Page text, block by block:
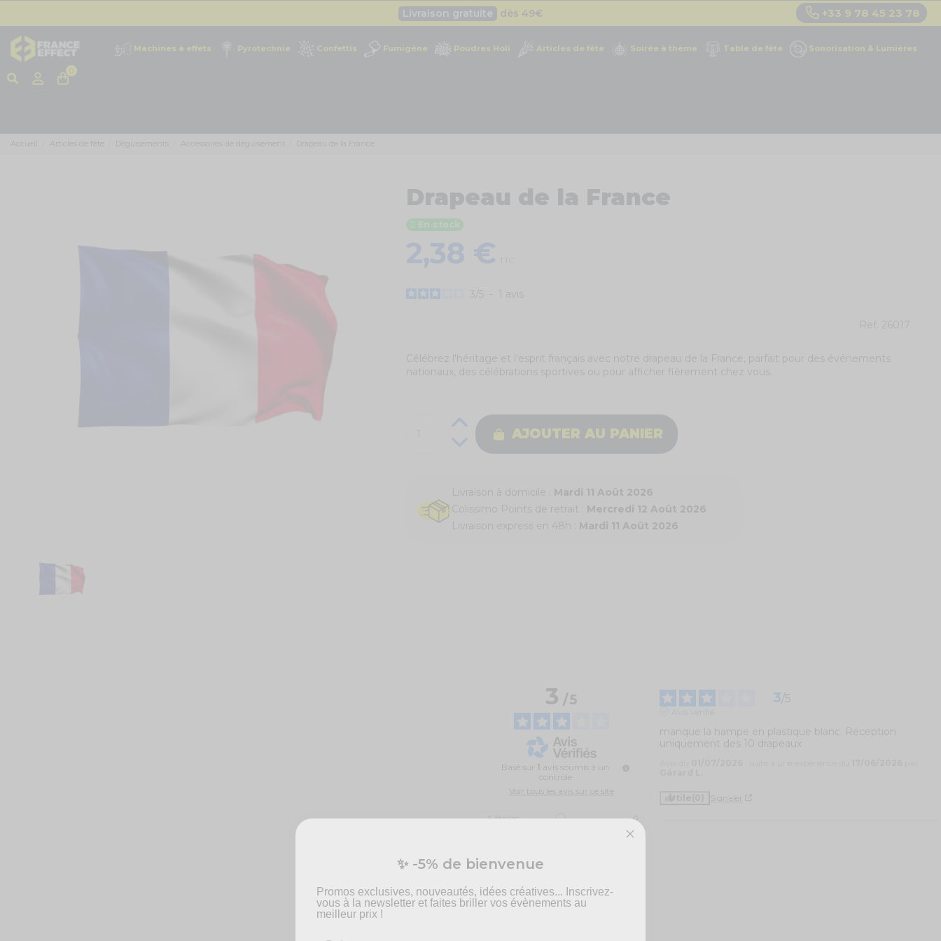
Livraison gratuite dès 49€
+33 9 78 45 23 78
Machines à effets Pyrotechnie Confettis Fumigène Poudres Holi Articles de fête Soirée à thème Table de fête Sonorisation & Lumières
Accueil Articles de fête Déguisements Accessoires de déguisement Drapeau de la France
Drapeau de la France
En stock
2,38 €
3 5 - 1 avis
Ref. 26017
Célébrez l'héritage et l'esprit français avec notre drapeau de la France, parfait pour des événements
nationaux, des célébrations sportives ou pour afficher fièrement chez vous.
AJOUTER AU PANIER
Livraison à domicile : Mardi 11 Août 2026
Colissimo Points de retrait : Mercredi 12 Août 2026
Livraison express en 48h : Mardi 11 Août 2026
3/5
Basé sur
avis soumis à un
contrôle
Voir tous les avis sur ce site
5étoiles
0
0
2étoiles
Trier les avis
3/5
Avis vérifié
manque la hampe en plastique blanc. Réception
uniquement des 10 drapeaux
Signaler
✨ -5% de bienvenue
Promos exclusives, nouveautés, idées créatives... Inscrivez-
vous à la newsletter et faites briller vos évènements au
meilleur prix !
Prénom